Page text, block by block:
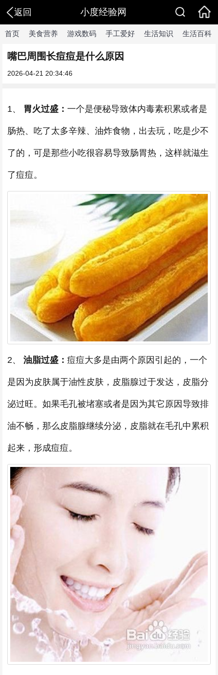
返回 小度经验网
首页 美食营养 游戏数码 手工爱好 生活知识 生活百科
嘴巴周围长痘痘是什么原因
2026-04-21 20:34:46
1、 胃火过盛： 一个是便秘导致体内毒素积累或者是
肠热、吃了太多辛辣、油炸食物，出去玩，吃是少不
了的，可是那些小吃很容易导致肠胃热，这样就滋生
了痘痘。
2、 油脂过盛： 痘痘大多是由两个原因引起的，一个
是因为皮肤属于油性皮肤，皮脂腺过于发达，皮脂分
泌过旺。如果毛孔被堵塞或者是因为其它原因导致排
油不畅，那么皮脂腺继续分泌，皮脂就在毛孔中累积
起来，形成痘痘。